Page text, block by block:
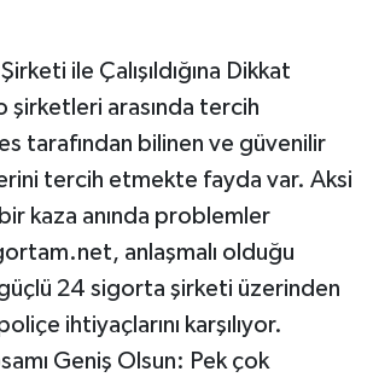
ile Çalışıldığına Dikkat
şirketleri arasında tercih
tarafından bilinen ve güvenilir
tercih etmekte fayda var. Aksi
kaza anında problemler
anlaşmalı olduğu
güçlü 24 sigorta şirketi üzerinden
ihtiyaçlarını karşılıyor.
Geniş Olsun: Pek çok